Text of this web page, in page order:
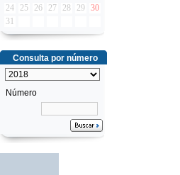
24
25 26 27 28 29 30
31
Consulta por número
Número